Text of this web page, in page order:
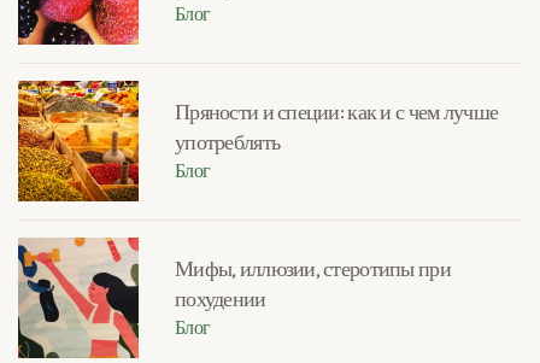
Блог
Пряности и специи: как и с чем лучше
употреблять
Блог
Мифы, иллюзии, стеротипы при
похудении
Блог